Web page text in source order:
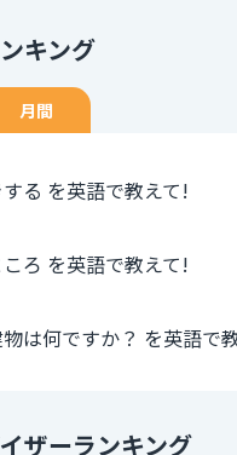
キング
月間
る を英語で教えて!
ろ を英語で教えて!
物は何ですか？ を英語で
ザーランキング